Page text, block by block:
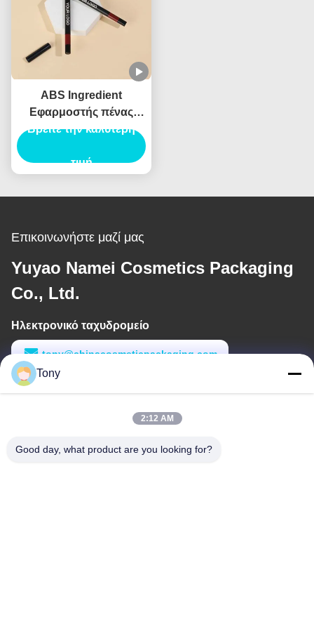
ABS Ingredient
Εφαρμοστής πένας
πινέλας φρυδιών για
αποτελέσματα
Βρείτε την καλύτερη
τιμή
Επικοινωνήστε μαζί μας
Yuyao Namei Cosmetics Packaging
Co., Ltd.
Ηλεκτρονικό ταχυδρομείο
tony@chinacosmeticpackaging.com
Εργασιακό χρόνο
Tony
2:12 AM
Good day, what product are you looking for?